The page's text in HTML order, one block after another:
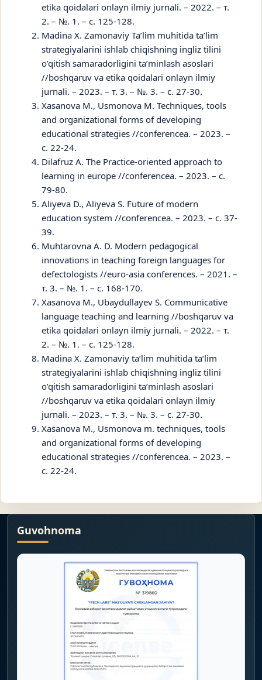
etika qoidalari onlayn ilmiy jurnali. – 2022. – т.
2. – №. 1. – с. 125-128.
Madina X. Zamonaviy Ta’lim muhitida ta’lim
strategiyalarini ishlab chiqishning ingliz tilini
o’qitish samaradorligini ta’minlash asoslari
//boshqaruv va etika qoidalari onlayn ilmiy
jurnali. – 2023. – т. 3. – №. 3. – с. 27-30.
Xasanova M., Usmonova M. Techniques, tools
and organizational forms of developing
educational strategies //conferencea. – 2023. –
с. 22-24.
Dilafruz A. The Practice-oriented approach to
learning in europe //conferencea. – 2023. – с.
79-80.
Aliyeva D., Aliyeva S. Future of modern
education system //conferencea. – 2023. – с. 37-
39.
Muhtarovna A. D. Modern pedagogical
innovations in teaching foreign languages for
defectologists //euro-asia conferences. – 2021. –
т. 3. – №. 1. – с. 168-170.
Xasanova M., Ubaydullayev S. Communicative
language teaching and learning //boshqaruv va
etika qoidalari onlayn ilmiy jurnali. – 2022. – т.
2. – №. 1. – с. 125-128.
Madina X. Zamonaviy ta’lim muhitida ta’lim
strategiyalarini ishlab chiqishning ingliz tilini
o’qitish samaradorligini ta’minlash asoslari
//boshqaruv va etika qoidalari onlayn ilmiy
jurnali. – 2023. – т. 3. – №. 3. – с. 27-30.
Xasanova M., Usmonova m. techniques, tools
and organizational forms of developing
educational strategies //conferencea. – 2023. –
с. 22-24.
Guvohnoma